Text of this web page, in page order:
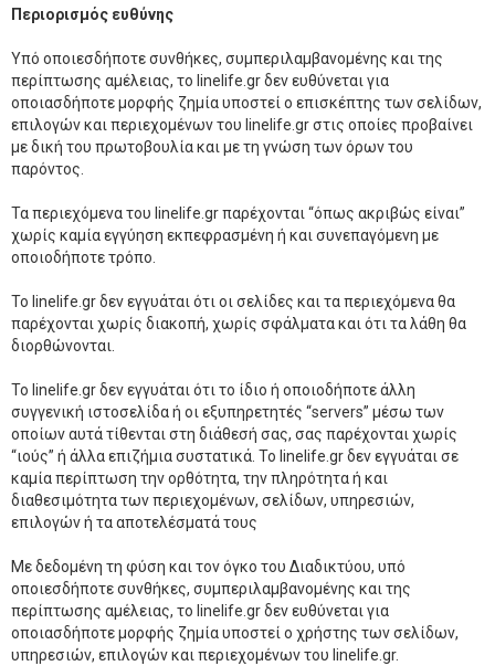
Περιορισμός ευθύνης
Υπό οποιεσδήποτε συνθήκες, συμπεριλαμβανομένης και της
περίπτωσης αμέλειας, το linelife.gr δεν ευθύνεται για
οποιασδήποτε μορφής ζημία υποστεί ο επισκέπτης των σελίδων,
επιλογών και περιεχομένων του linelife.gr στις οποίες προβαίνει
με δική του πρωτοβουλία και με τη γνώση των όρων του
παρόντος.
Τα περιεχόμενα του linelife.gr παρέχονται “όπως ακριβώς είναι”
χωρίς καμία εγγύηση εκπεφρασμένη ή και συνεπαγόμενη με
οποιοδήποτε τρόπο.
Το linelife.gr δεν εγγυάται ότι οι σελίδες και τα περιεχόμενα θα
παρέχονται χωρίς διακοπή, χωρίς σφάλματα και ότι τα λάθη θα
διορθώνονται.
Το linelife.gr δεν εγγυάται ότι το ίδιο ή οποιοδήποτε άλλη
συγγενική ιστοσελίδα ή οι εξυπηρετητές “servers” μέσω των
οποίων αυτά τίθενται στη διάθεσή σας, σας παρέχονται χωρίς
“ιούς” ή άλλα επιζήμια συστατικά. Το linelife.gr δεν εγγυάται σε
καμία περίπτωση την ορθότητα, την πληρότητα ή και
διαθεσιμότητα των περιεχομένων, σελίδων, υπηρεσιών,
επιλογών ή τα αποτελέσματά τους
Με δεδομένη τη φύση και τον όγκο του Διαδικτύου, υπό
οποιεσδήποτε συνθήκες, συμπεριλαμβανομένης και της
περίπτωσης αμέλειας, το linelife.gr δεν ευθύνεται για
οποιασδήποτε μορφής ζημία υποστεί ο χρήστης των σελίδων,
υπηρεσιών, επιλογών και περιεχομένων του linelife.gr.